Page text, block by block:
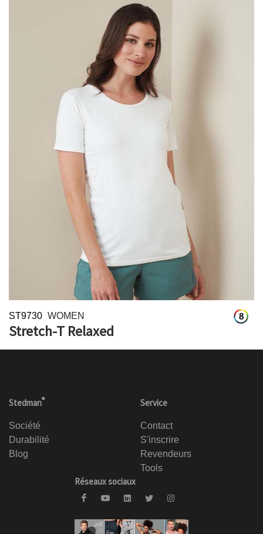
8
ST9730 WOMEN
Stretch-T Relaxed
Stedman®
Société
Durabilité
Blog
Service
Contact
S'inscrire
Revendeurs
Tools
Réseaux sociaux